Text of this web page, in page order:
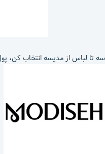
سه تا لباس از مدیسه انتخاب کن،